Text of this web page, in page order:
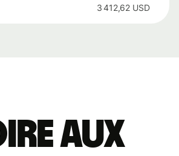
3 412,62 USD
aux